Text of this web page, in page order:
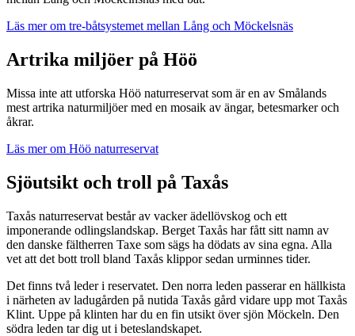
Läs mer om tre-båtsystemet mellan Lång och Möckelsnäs
Artrika miljöer på Höö
Missa inte att utforska Höö naturreservat som är en av Smålands
mest artrika naturmiljöer med en mosaik av ängar, betesmarker och
åkrar.
Läs mer om Höö naturreservat
Sjöutsikt och troll på Taxås
Taxås naturreservat består av vacker ädellövskog och ett
imponerande odlingslandskap. Berget Taxås har fått sitt namn av
den danske fältherren Taxe som sägs ha dödats av sina egna. Alla
vet att det bott troll bland Taxås klippor sedan urminnes tider.
Det finns två leder i reservatet. Den norra leden passerar en hällkista
i närheten av ladugården på nutida Taxås gård vidare upp mot Taxås
Klint. Uppe på klinten har du en fin utsikt över sjön Möckeln. Den
södra leden tar dig ut i beteslandskapet.